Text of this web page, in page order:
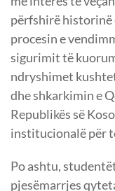
përfshirë historinë
procesin e
sigurimit të
ndryshimet
dhe shkarkimin e
Republikës së
institucionalë për
Po ashtu,
pjesëmarrjes